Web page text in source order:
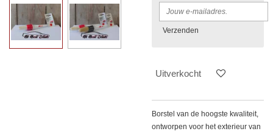
Verzenden
Uitverkocht
Borstel van de hoogste kwaliteit,
ontworpen voor het exterieur van